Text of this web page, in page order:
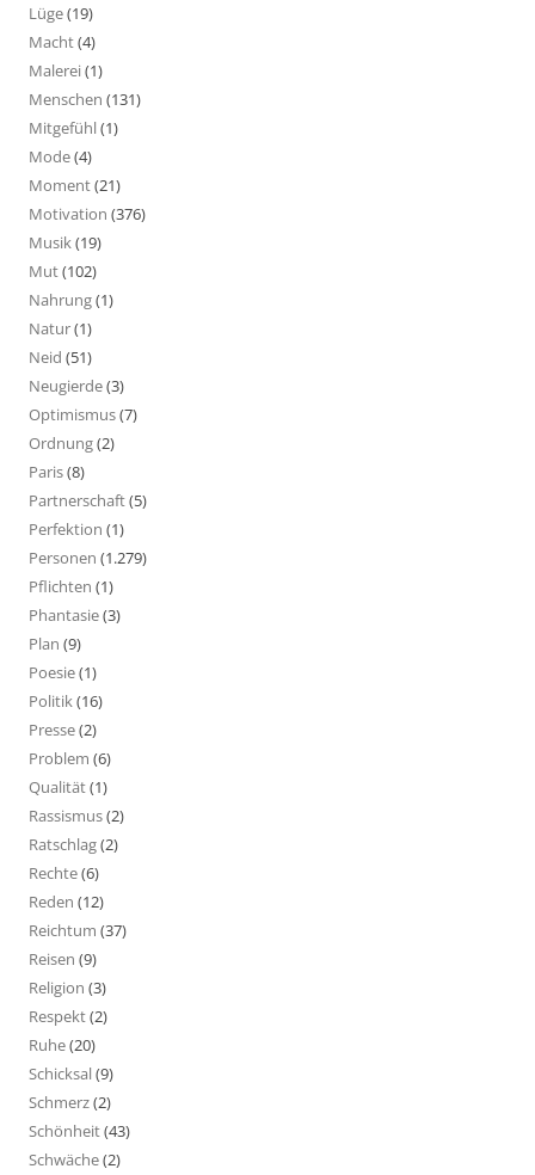
Lüge(19)
Macht(4)
Malerei(1)
Menschen (131)
Mitgefühl(1)
Mode(4)
Moment(21)
Motivation (376)
Musik(19)
Mut(102)
Nahrung(1)
Natur(1)
Neid (51)
Neugierde(3)
Optimismus(7)
Ordnung(2)
Paris(8)
Partnerschaft(5)
Perfektion (1)
Personen (1.279)
Pflichten (1)
Phantasie(3)
Plan (9)
Poesie(1)
Politik(16)
Presse(2)
Problem (6)
Qualität(1)
Rassismus(2)
Ratschlag(2)
Rechte(6)
Reden (12)
Reichtum (37)
Reisen (9)
Religion (3)
Respekt(2)
Ruhe(20)
Schicksal(9)
Schmerz(2)
Schönheit(43)
Schwäche(2)